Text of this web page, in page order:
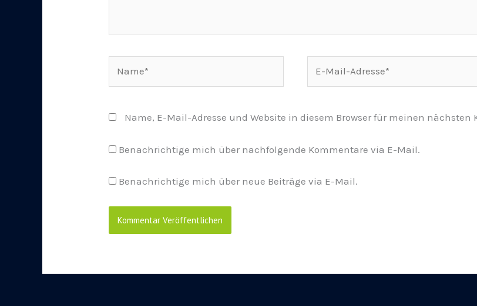
Mail-
Name, E-Mail-Adresse und Website in diesem Browser für meinen nächsten
Benachrichtige mich über nachfolgende Kommentare via E-Mail.
Benachrichtige mich über neue Beiträge via E-Mail.